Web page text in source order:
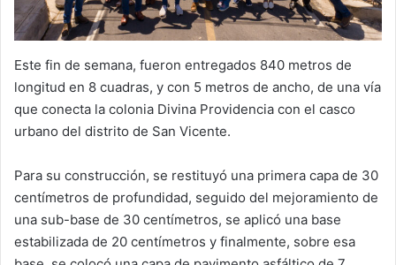
Este fin de semana, fueron entregados 840 metros de
longitud en 8 cuadras, y con 5 metros de ancho, de una vía
que conecta la colonia Divina Providencia con el casco
urbano del distrito de San Vicente.
Para su construcción, se restituyó una primera capa de 30
centímetros de profundidad, seguido del mejoramiento de
una sub-base de 30 centímetros, se aplicó una base
estabilizada de 20 centímetros y finalmente, sobre esa